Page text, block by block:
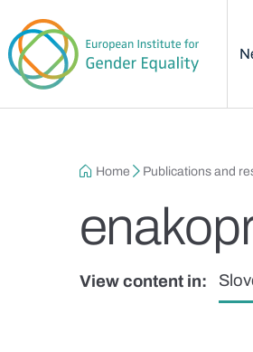
Breadcrumb
Home Publications and
View content in: